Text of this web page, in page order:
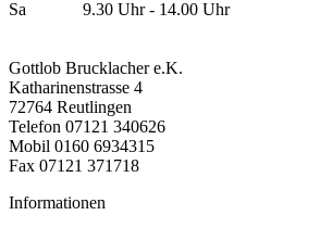
Sa 9.30 Uhr - 14.00 Uhr
Gottlob Brucklacher e.K.
Katharinenstrasse 4
72764 Reutlingen
Telefon 07121 340626
Mobil 0160 6934315
Fax 07121 371718
Informationen